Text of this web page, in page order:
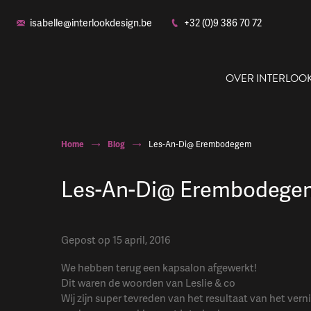
OVER
Ons
isabelle@interlookdesign.be +32 (0)9 386 70 72
Home Blog Les-An-Di@ Erembodegem
Les-An-Di@
Gepost op 15 april, 2016
We hebben terug een kapsalon afgewerkt!
Dit waren de woorden van Leslie & co
Wij zijn super tevreden van het resultaat van het